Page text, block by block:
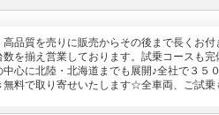
品質を売りに販売からその後まで長くお付
を揃え営業しております。試乗コースも完
心に北陸・北海道までも展開♪全社で３５
料で取り寄せいたします☆全車両、ご試乗